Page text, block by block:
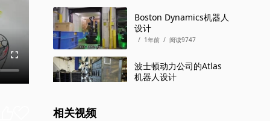
Boston Dynamics机器人
设计
/ 1年前 / 阅读9747
波士顿动力公司的Atlas
机器人设计
相关视频